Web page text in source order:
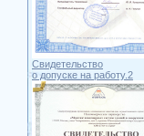
Свидетельство
о допуске на работу.2